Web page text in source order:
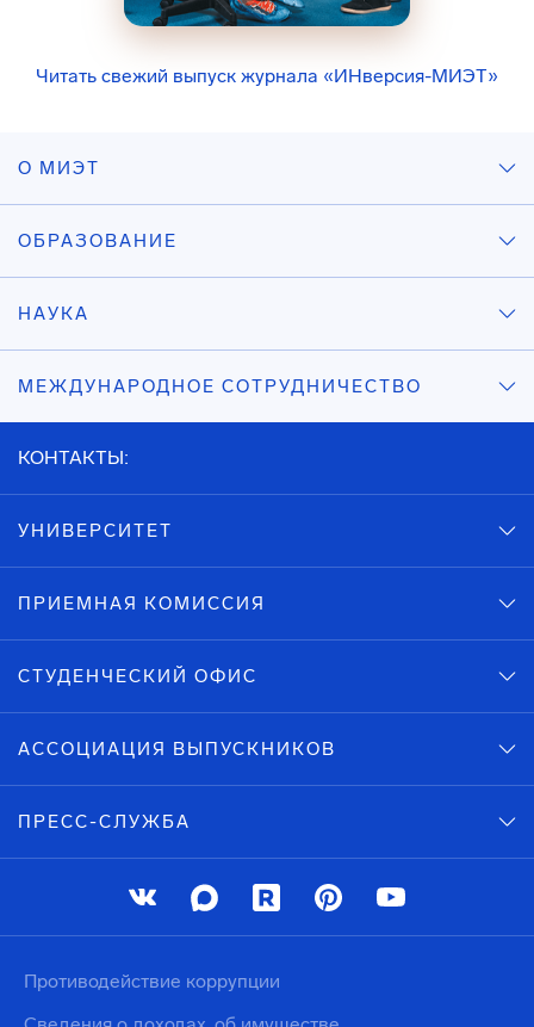
Читать свежий выпуск журнала «ИНверсия-МИЭТ»
О МИЭТ
ОБРАЗОВАНИЕ
НАУКА
МЕЖДУНАРОДНОЕ СОТРУДНИЧЕСТВО
КОНТАКТЫ:
УНИВЕРСИТЕТ
ПРИЕМНАЯ КОМИССИЯ
СТУДЕНЧЕСКИЙ ОФИС
АССОЦИАЦИЯ ВЫПУСКНИКОВ
ПРЕСС-СЛУЖБА
Противодействие коррупции